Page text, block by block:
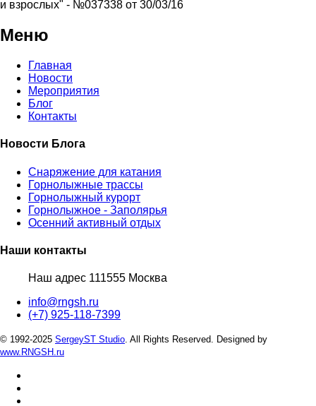
и взрослых" - №037338 от 30/03/16
Меню
Главная
Новости
Мероприятия
Блог
Контакты
Новости Блога
Снаряжение для катания
Горнолыжные трассы
Горнолыжный курорт
Горнолыжное - Заполярья
Осенний активный отдых
Наши контакты
Наш адрес 111555 Москва
info@rngsh.ru
(+7) 925-118-7399
© 1992-2025 SergeyST Studio. All Rights Reserved. Designed by
www.RNGSH.ru